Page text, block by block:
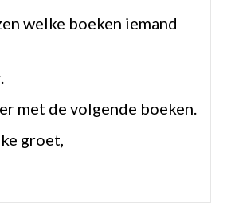
welke boeken iemand
met de volgende boeken.
groet,